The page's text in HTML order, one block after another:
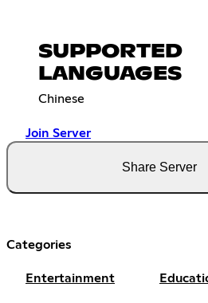
SUPPORTED
LANGUAGES
Chinese
Join Server
Share Server
Categories
Entertainment